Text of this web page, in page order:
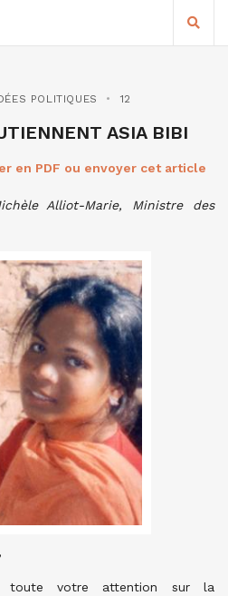
POLITIQUES
12
ASIA BIBI
en PDF ou envoyer cet article
Alliot-Marie, Ministre des
toute votre attention sur la